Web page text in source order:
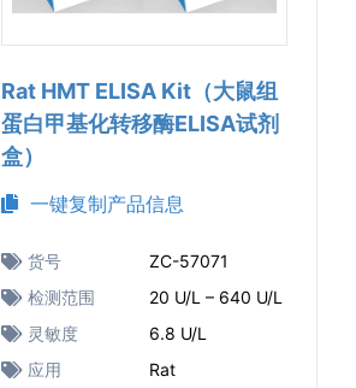
Rat HMT ELISA Kit（大鼠组
蛋白甲基化转移酶ELISA试剂
盒）
一键复制产品信息
货号
ZC-57071
检测范围
20 U/L – 640 U/L
灵敏度
6.8 U/L
应用
Rat